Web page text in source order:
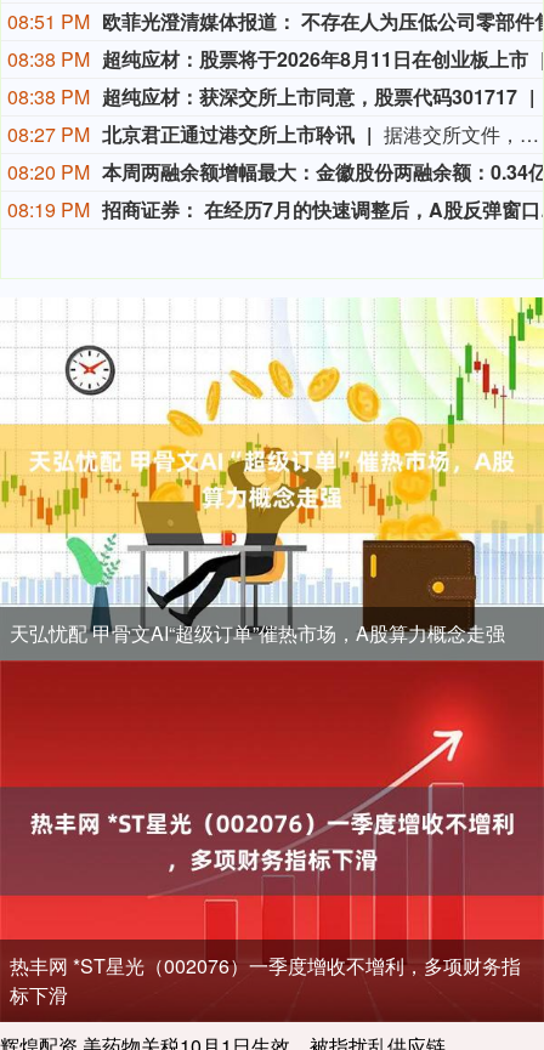
08:51 PM
08:38 PM 超纯应材：股票将于2026年8月11日在创业板上市
08:38 PM 超纯应材：获深交所上市同意，股票代码301717
08:27 PM 北京君正通过港交所上市聆讯
据港交所文件，8月9日，北京君正集成电路股份有限公司更新聆讯后资料集，意味着该公司港交所IPO通过聆讯。
08:20 PM
08:19 PM
招商
天弘忧配 甲骨文AI“超级订单”催热市场，A股算力概念走强
热丰网 *ST星光（002076）一季度增收不增利，多项财务指
标下滑